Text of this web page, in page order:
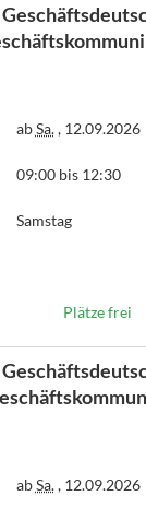
abSa., 12.09.2026
09:00 bis 12:30
Samstag
Plätze frei
abSa., 12.09.2026